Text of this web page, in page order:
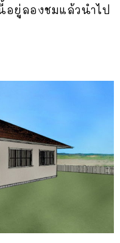
ยู่ลองชมแล้วนำไป